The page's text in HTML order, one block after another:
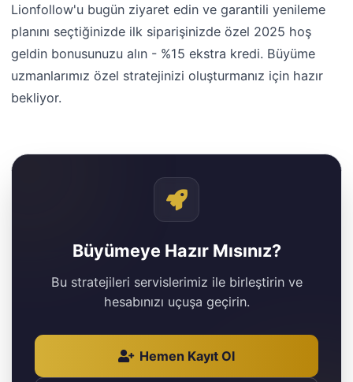
Lionfollow'u bugün ziyaret edin ve garantili yenileme
planını seçtiğinizde ilk siparişinizde özel 2025 hoş
geldin bonusunuzu alın - %15 ekstra kredi. Büyüme
uzmanlarımız özel stratejinizi oluşturmanız için hazır
bekliyor.
Büyümeye Hazır Mısınız?
Bu stratejileri servislerimiz ile birleştirin ve
hesabınızı uçuşa geçirin.
Hemen Kayıt Ol